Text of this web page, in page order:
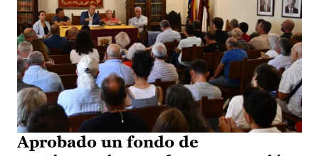
Aprobado un fondo de